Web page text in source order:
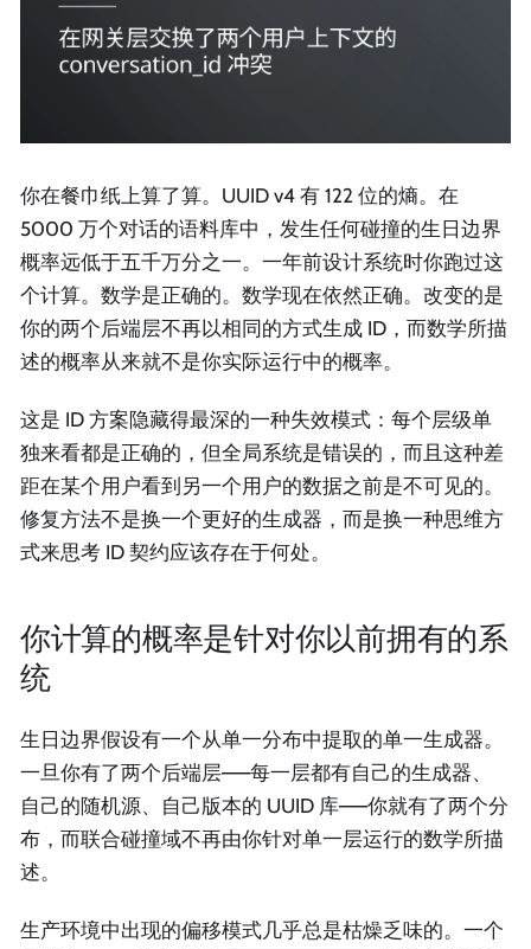
你在餐巾纸上算了算。UUID v4 有 122 位的熵。在
5000 万个对话的语料库中，发生任何碰撞的生日边界
概率远低于五千万分之一。一年前设计系统时你跑过这
个计算。数学是正确的。数学现在依然正确。改变的是
你的两个后端层不再以相同的方式生成 ID，而数学所描
述的概率从来就不是你实际运行中的概率。
这是 ID 方案隐藏得最深的一种失效模式：每个层级单
独来看都是正确的，但全局系统是错误的，而且这种差
距在某个用户看到另一个用户的数据之前是不可见的。
修复方法不是换一个更好的生成器，而是换一种思维方
式来思考 ID 契约应该存在于何处。
你计算的概率是针对你以前拥有的系
统
生日边界假设有一个从单一分布中提取的单一生成器。
一旦你有了两个后端层——每一层都有自己的生成器、
自己的随机源、自己版本的 UUID 库——你就有了两个分
布，而联合碰撞域不再由你针对单一层运行的数学所描
述。
生产环境中出现的偏移模式几乎总是枯燥乏味的。一个